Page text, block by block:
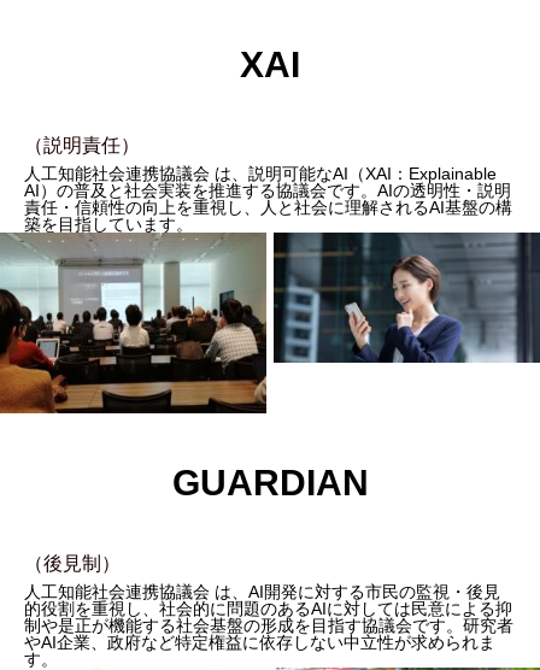
XAI
（説明責任）
人工知能社会連携協議会 は、説明可能なAI（XAI：Explainable
AI）の普及と社会実装を推進する協議会です。AIの透明性・説明
責任・信頼性の向上を重視し、人と社会に理解されるAI基盤の構
築を目指しています。
GUARDIAN
（後見制）
人工知能社会連携協議会 は、AI開発に対する市民の監視・後見
的役割を重視し、社会的に問題のあるAIに対しては民意による抑
制や是正が機能する社会基盤の形成を目指す協議会です。研究者
やAI企業、政府など特定権益に依存しない中立性が求められま
す。